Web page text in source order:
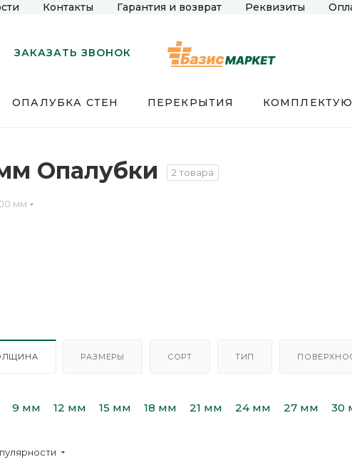
Контакты Гарантия и возврат Реквизиты
ЗАКАЗАТЬ ЗВОНОК
ОПАЛУБКА СТЕН ПЕРЕКРЫТИЯ
Опалубки 2 товара
мм
РАЗМЕРЫ СОРТ ТИП
9 мм 12 мм 15 мм 18 мм 21 мм 24 мм 27 мм 30